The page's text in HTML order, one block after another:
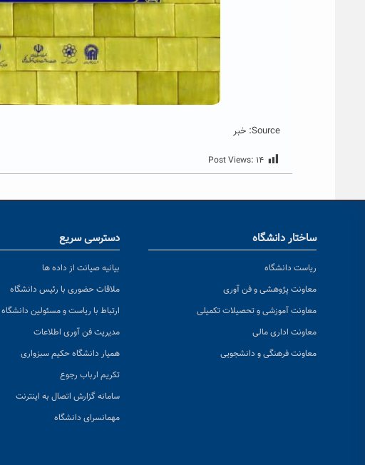
Source: خبر
Post Views: ۱۴
ساختار دانشگاه
ریاست دانشگاه
معاونت پژوهشی و فن آوری
معاونت آموزشی و تحصیلات تکمیلی
معاونت اداری مالی
معاونت فرهنگی و دانشجویی
دسترسی سریع
بیانیه صیانت از داده ها
ملاقات حضوری با رئیس دانشگاه
ارتباط با ریاست و مسئولین دانشگاه
مدیریت فن آوری اطلاعات
همیار دانشگاه حکیم سبزواری
تکریم ارباب رجوع
سامانه گزارش اتصال به اینترنت
مهمانسرای دانشگاه